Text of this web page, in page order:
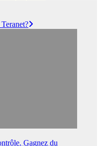
Gagnez du